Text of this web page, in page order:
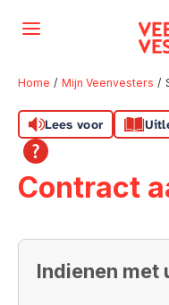
Naar hoofdinhoud
Naar hoofdnavigatiemenu
Naar zoeken
Ga naar Hoofd
Home Mijn Veenvesters
Lees voor
Contract
Indienen met